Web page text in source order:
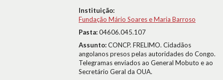
Instituição:
Fundação Mário Soares e Maria Barroso
Pasta:04606.045.107
Assunto:CONCP. FRELIMO. Cidadãos
angolanos presos pelas autoridades do Congo.
Telegramas enviados ao General Mobuto e ao
Secretário Geral da OUA.